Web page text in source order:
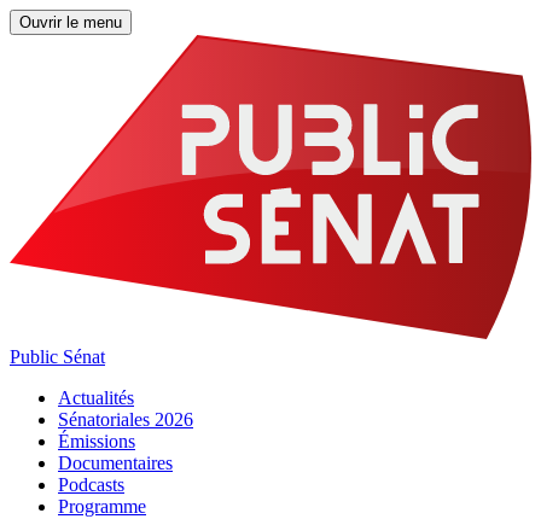
Ouvrir le menu
Public Sénat
Actualités
Sénatoriales 2026
Émissions
Documentaires
Podcasts
Programme